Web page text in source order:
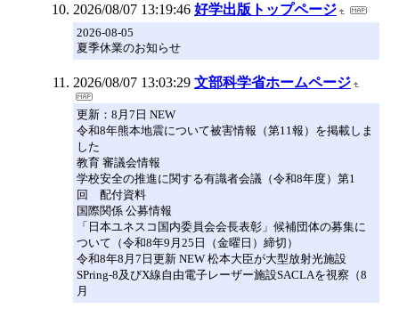
2026/08/07 13:19:46 好学出版トップページ
2026-08-05
夏季休業のお知らせ
2026/08/07 13:03:29 文部科学省ホームページ
更新：8月7日 NEW
令和8年熊本地震について被害情報（第11報）を掲載しま
した
教育 審議会情報
学校安全の推進に関する有識者会議（令和8年度）第1
回 配付資料
国際関係 公募情報
「日本ユネスコ国内委員会会長表彰」候補団体の募集に
ついて（令和8年9月25日（金曜日）締切）
令和8年8月7日更新 NEW 松本大臣が大型放射光施設
SPring-8及びX線自由電子レーザー施設SACLAを視察（8
月